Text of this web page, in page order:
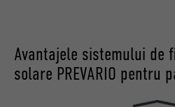
Avantajele sistemului de
solare PREVARIO pentru